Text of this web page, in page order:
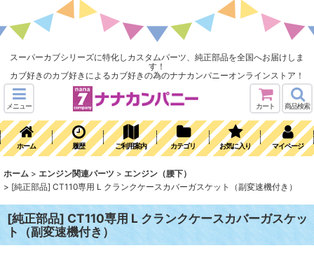
スーパーカブシリーズに特化しカスタムパーツ、純正部品を全国へお届けしま
す！
カブ好きのカブ好きによるカブ好きの為のナナカンパニーオンラインストア！
メニュー カート 商品検索
ホーム 履歴 ご利用案内 カテゴリ お気に入り マイページ
ホーム > エンジン関連パーツ > エンジン（腰下）
> [純正部品] CT110専用 L クランクケースカバーガスケット（副変速機付き）
[純正部品] CT110専用 L クランクケースカバーガスケッ
ト（副変速機付き）